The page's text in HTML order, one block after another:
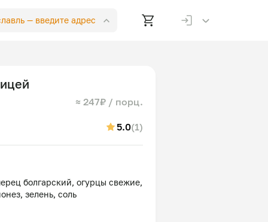
— введите адрес
≈ 247₽ / порц.
5.0(1)
болгарский, огурцы свежие,